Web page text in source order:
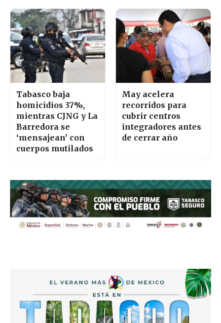
Tabasco baja
homicidios 37%,
mientras CJNG y La
Barredora se
‘mensajean’ con
cuerpos mutilados
May acelera
recorridos para
cubrir centros
integradores antes
de cerrar año